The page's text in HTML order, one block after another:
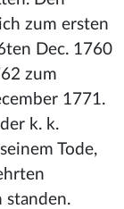
zum ersten
Dec. 1760
zum
1771.
k. k.
Tode,
standen.